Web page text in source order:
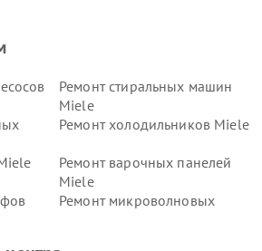
Ремонт стиральных машин
Miele
Ремонт холодильников Miele
Ремонт варочных панелей
Miele
Ремонт микроволновых